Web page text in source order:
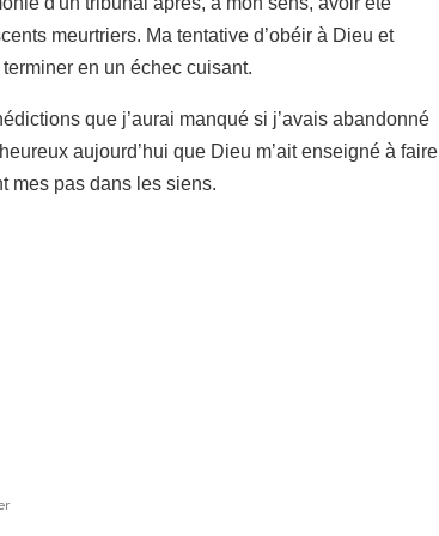
meurtriers. Ma tentative d’obéir à Dieu et
en un échec cuisant.
que j’aurai manqué si j’avais abandonné
aujourd’hui que Dieu m’ait enseigné à faire
mes pas dans les siens.